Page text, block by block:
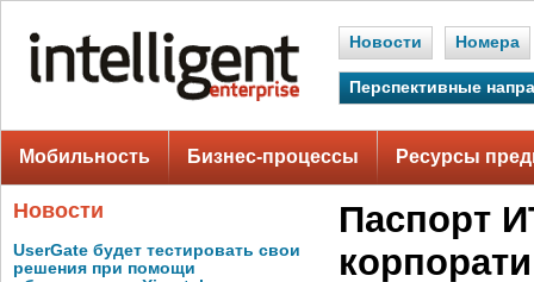
Новости Номера
Перспективные
Мобильность Бизнес-процессы Ресурсы
Новости
UserGate будет тестировать свои
решения при помощи
Паспорт